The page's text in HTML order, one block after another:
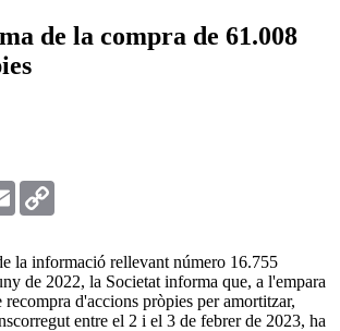
de la compra de 61.008
Email
la informació rellevant número 16.755
de 2022, la Societat informa que, a l'empara
recompra d'accions pròpies per amortitzar,
entre el 2 i el 3 de febrer de 2023, ha